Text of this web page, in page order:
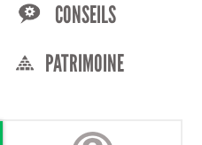
CONSEILS
PATRIMOINE